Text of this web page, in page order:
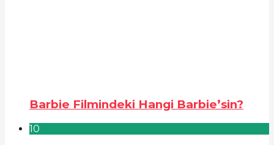
Barbie Filmindeki Hangi Barbie’sin?
10